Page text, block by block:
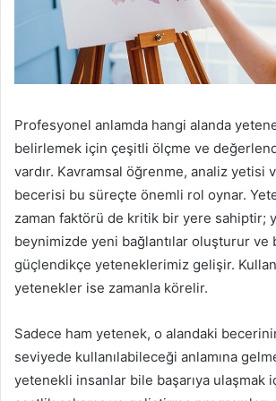
Profesyonel anlamda hangi alanda
belirlemek için çeşitli ölçme ve
vardır. Kavramsal öğrenme, analiz yetisi
becerisi bu süreçte önemli rol oynar.
zaman faktörü de kritik bir yere sahiptir;
beynimizde yeni bağlantılar oluşturur ve
güçlendikçe yeteneklerimiz gelişir.
yetenekler ise zamanla körelir.
Sadece ham yetenek, o alandaki
seviyede kullanılabileceği anlamına
yetenekli insanlar bile başarıya ulaşmak